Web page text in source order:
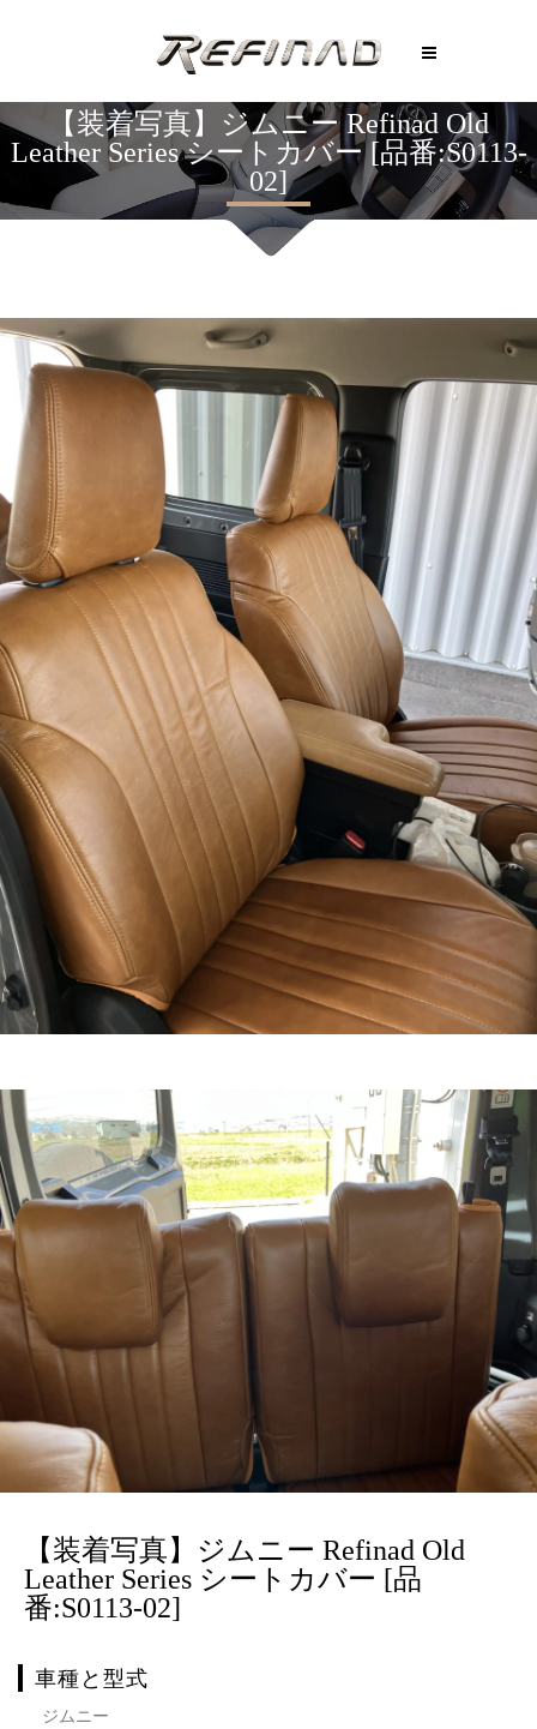
【装着写真】ジムニー Refinad Old
Leather Series シートカバー [品番:S0113-
02]
【装着写真】ジムニー Refinad Old
Leather Series シートカバー [品
番:S0113-02]
車種と型式
ジムニー